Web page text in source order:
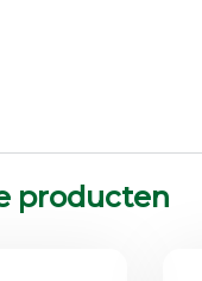
producten